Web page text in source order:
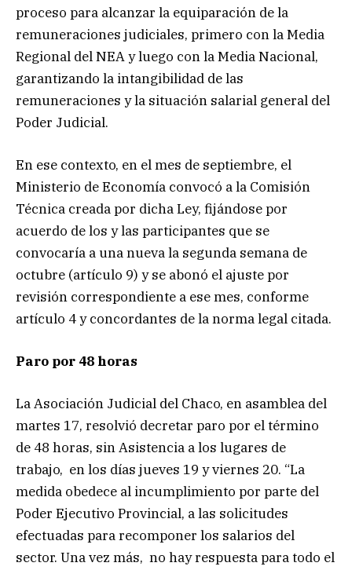
proceso para alcanzar la equiparación de la
remuneraciones judiciales, primero con la Media
Regional del NEA y luego con la Media Nacional,
garantizando la intangibilidad de las
remuneraciones y la situación salarial general del
Poder Judicial.
En ese contexto, en el mes de septiembre, el
Ministerio de Economía convocó a la Comisión
Técnica creada por dicha Ley, fijándose por
acuerdo de los y las participantes que se
convocaría a una nueva la segunda semana de
octubre (artículo 9) y se abonó el ajuste por
revisión correspondiente a ese mes, conforme
artículo 4 y concordantes de la norma legal citada.
Paro por 48 horas
La Asociación Judicial del Chaco, en asamblea del
martes 17, resolvió decretar paro por el término
de 48 horas, sin Asistencia a los lugares de
trabajo, en los días jueves 19 y viernes 20. “La
medida obedece al incumplimiento por parte del
Poder Ejecutivo Provincial, a las solicitudes
efectuadas para recomponer los salarios del
sector. Una vez más, no hay respuesta para todo el